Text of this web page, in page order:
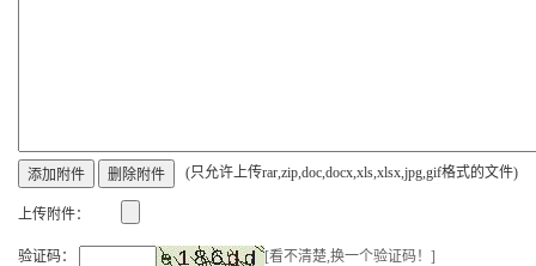
(只允许上传rar,zip,doc,docx,xls,xlsx,jpg,gif格式的文件)
上传附件：
验证码： [看不清楚,换一个验证码！]